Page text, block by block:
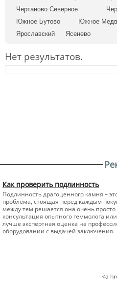
Чертаново Северное
Южное Бутово
Южное
Ярославский
Ясенево
Нет результатов.
Как проверить подлинность
Подлинность драгоценного камня –
проблема, стоящая перед каждым
между тем решается она очень просто
консультация опытного геммолога
лучше экспертная оценка на
оборудовании с выдачей заключения.
<a